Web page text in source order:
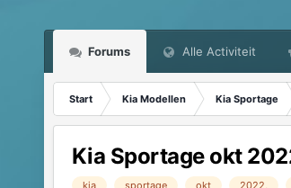
Forums Alle Activiteit
Start Kia Modellen Kia Sportage
Kia Sportage okt
kia sportage okt 2022,